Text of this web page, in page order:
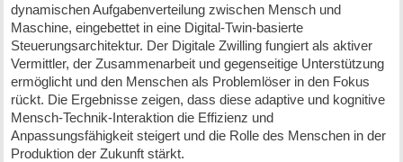
dynamischen Aufgabenverteilung zwischen Mensch und
Maschine, eingebettet in eine Digital-Twin-basierte
Steuerungsarchitektur. Der Digitale Zwilling fungiert als aktiver
Vermittler, der Zusammenarbeit und gegenseitige Unterstützung
ermöglicht und den Menschen als Problemlöser in den Fokus
rückt. Die Ergebnisse zeigen, dass diese adaptive und kognitive
Mensch-Technik-Interaktion die Effizienz und
Anpassungsfähigkeit steigert und die Rolle des Menschen in der
Produktion der Zukunft stärkt.